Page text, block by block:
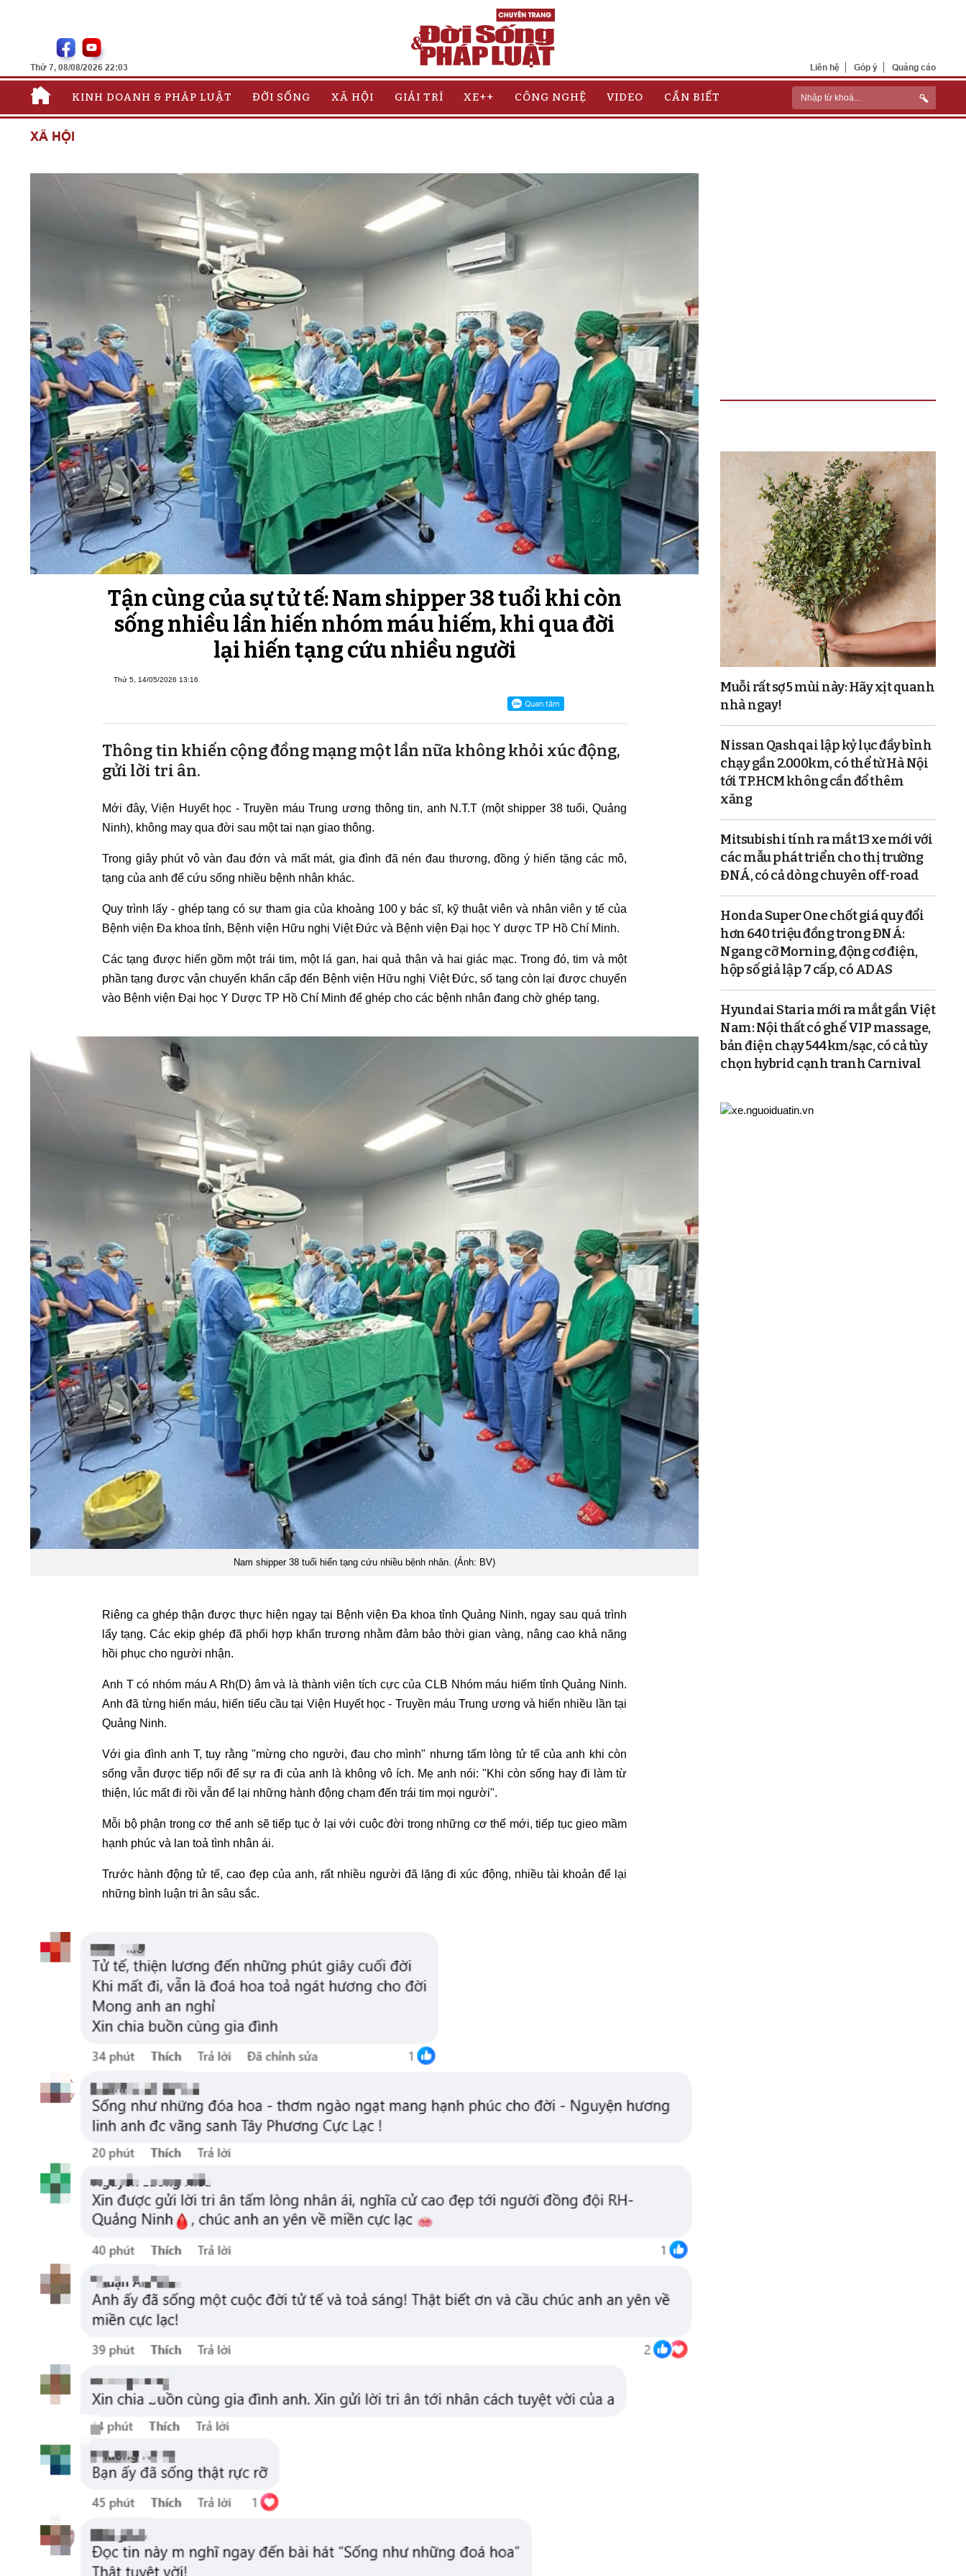
Thứ 7, 08/08/2026 22:03 Liên hệ Góp ý Quảng cáo
KINH DOANH & PHÁP LUẬT ĐỜI SỐNG XÃ HỘI GIẢI TRÍ XE++ CÔNG NGHỆ VIDEO CẦN BIẾT
XÃ HỘI
Tận cùng của sự tử tế: Nam shipper 38 tuổi khi còn
sống nhiều lần hiến nhóm máu hiếm, khi qua đời
lại hiến tạng cứu nhiều người
Thứ 5, 14/05/2026 13:16
Thông tin khiến cộng đồng mạng một lần nữa không khỏi xúc động,
gửi lời tri ân.
Mới đây, Viện Huyết học - Truyền máu Trung ương thông tin, anh N.T.T (một shipper 38 tuổi, Quảng
Ninh), không may qua đời sau một tai nạn giao thông.
Trong giây phút vô vàn đau đớn và mất mát, gia đình đã nén đau thương, đồng ý hiến tặng các mô,
tạng của anh để cứu sống nhiều bệnh nhân khác.
Quy trình lấy - ghép tạng có sự tham gia của khoảng 100 y bác sĩ, kỹ thuật viên và nhân viên y tế của
Bệnh viện Đa khoa tỉnh, Bệnh viện Hữu nghị Việt Đức và Bệnh viện Đại học Y dược TP Hồ Chí Minh.
Các tạng được hiến gồm một trái tim, một lá gan, hai quả thận và hai giác mạc. Trong đó, tim và một
phần tạng được vận chuyển khẩn cấp đến Bệnh viện Hữu nghị Việt Đức, số tạng còn lại được chuyển
vào Bệnh viện Đại học Y Dược TP Hồ Chí Minh để ghép cho các bệnh nhân đang chờ ghép tạng.
Nam shipper 38 tuổi hiến tạng cứu nhiều bệnh nhân. (Ảnh: BV)
Riêng ca ghép thận được thực hiện ngay tại Bệnh viện Đa khoa tỉnh Quảng Ninh, ngay sau quá trình
lấy tạng. Các ekip ghép đã phối hợp khẩn trương nhằm đảm bảo thời gian vàng, nâng cao khả năng
hồi phục cho người nhận.
Anh T có nhóm máu A Rh(D) âm và là thành viên tích cực của CLB Nhóm máu hiếm tỉnh Quảng Ninh.
Anh đã từng hiến máu, hiến tiểu cầu tại Viện Huyết học - Truyền máu Trung ương và hiến nhiều lần tại
Quảng Ninh.
Với gia đình anh T, tuy rằng "mừng cho người, đau cho mình" nhưng tấm lòng tử tế của anh khi còn
sống vẫn được tiếp nối để sự ra đi của anh là không vô ích. Mẹ anh nói: "Khi còn sống hay đi làm từ
thiện, lúc mất đi rồi vẫn để lại những hành động chạm đến trái tim mọi người".
Mỗi bộ phận trong cơ thể anh sẽ tiếp tục ở lại với cuộc đời trong những cơ thể mới, tiếp tục gieo mầm
hạnh phúc và lan toả tình nhân ái.
Trước hành động tử tế, cao đẹp của anh, rất nhiều người đã lặng đi xúc động, nhiều tài khoản để lại
những bình luận tri ân sâu sắc.
Muỗi rất sợ 5 mùi này: Hãy xịt quanh
nhà ngay!
Nissan Qashqai lập kỷ lục đầy bình
chạy gần 2.000km, có thể từ Hà Nội
tới TP.HCM không cần đổ thêm
xăng
Mitsubishi tính ra mắt 13 xe mới với
các mẫu phát triển cho thị trường
ĐNÁ, có cả dòng chuyên off-road
Honda Super One chốt giá quy đổi
hơn 640 triệu đồng trong ĐNÁ:
Ngang cỡ Morning, động cơ điện,
hộp số giả lập 7 cấp, có ADAS
Hyundai Staria mới ra mắt gần Việt
Nam: Nội thất có ghế VIP massage,
bản điện chạy 544km/sạc, có cả tùy
chọn hybrid cạnh tranh Carnival